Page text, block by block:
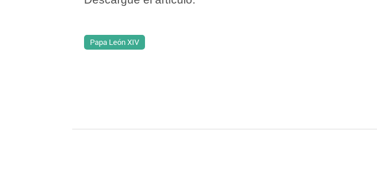
Papa León XIV